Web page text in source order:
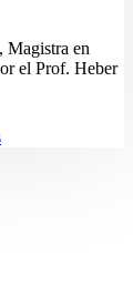
en
el Prof. Heber